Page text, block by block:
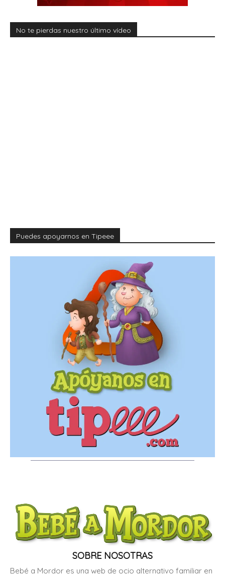
No te pierdas nuestro último vídeo
Puedes apoyarnos en Tipeee
SOBRE NOSOTRAS
Bebé a Mordor es una web de ocio alternativo familiar en